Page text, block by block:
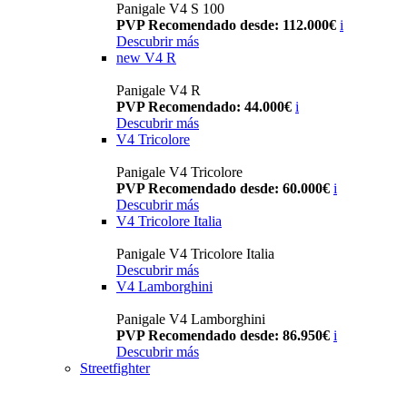
Panigale V4 S 100
PVP Recomendado desde: 112.000€ i
Descubrir más
new V4 R
Panigale V4 R
PVP Recomendado: 44.000€ i
Descubrir más
V4 Tricolore
Panigale V4 Tricolore
PVP Recomendado desde: 60.000€ i
Descubrir más
V4 Tricolore Italia
Panigale V4 Tricolore Italia
Descubrir más
V4 Lamborghini
Panigale V4 Lamborghini
PVP Recomendado desde: 86.950€ i
Descubrir más
Streetfighter